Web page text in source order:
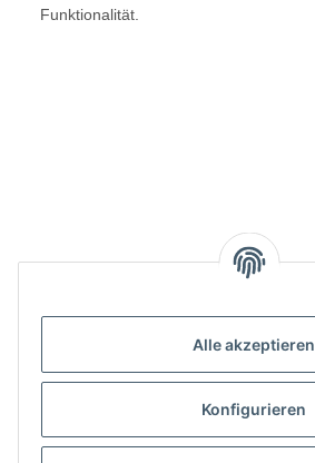
Alle akzeptieren
Konfigurieren
Funktionalität.
Benachrichtigen, wenn verfügbar